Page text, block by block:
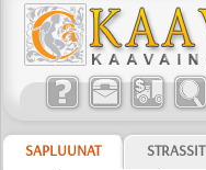
SAPLUUNAT
STRASSIT